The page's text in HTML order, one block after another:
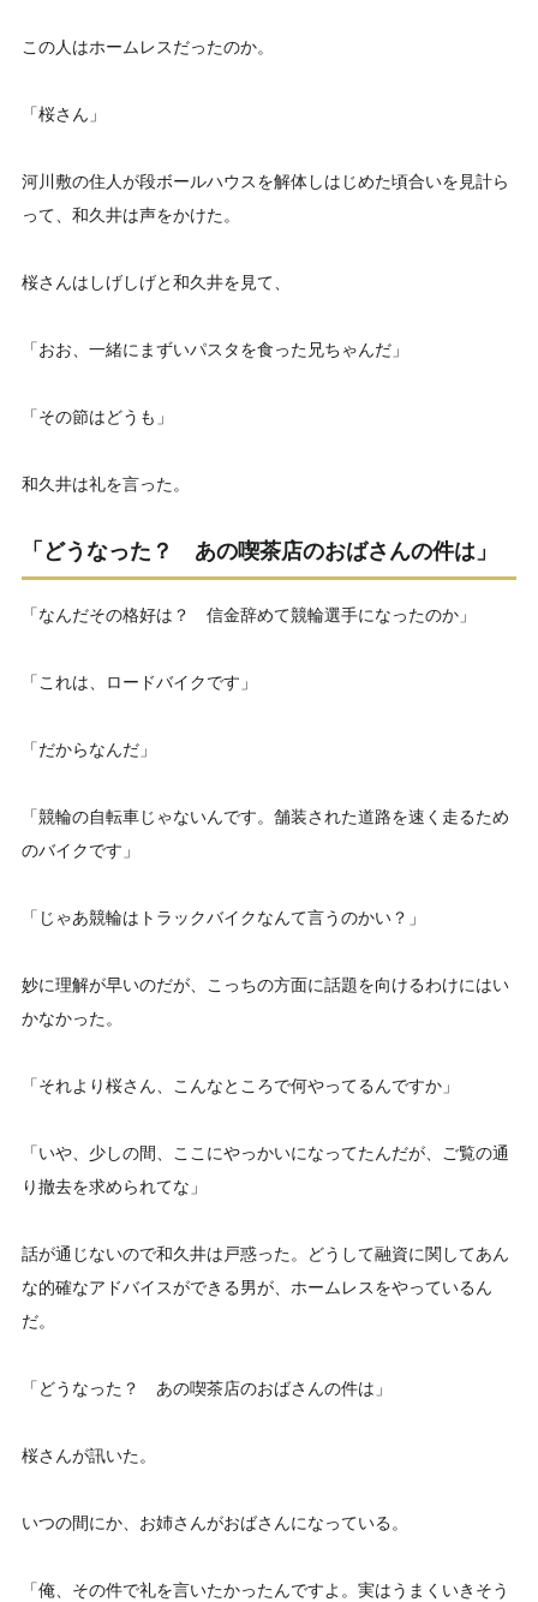
この人はホームレスだったのか。
「桜さん」
河川敷の住人が段ボールハウスを解体しはじめた頃合いを見計ら
って、和久井は声をかけた。
桜さんはしげしげと和久井を見て、
「おお、一緒にまずいパスタを食った兄ちゃんだ」
「その節はどうも」
和久井は礼を言った。
「どうなった？ あの喫茶店のおばさんの件は」
「なんだその格好は？ 信金辞めて競輪選手になったのか」
「これは、ロードバイクです」
「だからなんだ」
「競輪の自転車じゃないんです。舗装された道路を速く走るため
のバイクです」
「じゃあ競輪はトラックバイクなんて言うのかい？」
妙に理解が早いのだが、こっちの方面に話題を向けるわけにはい
かなかった。
「それより桜さん、こんなところで何やってるんですか」
「いや、少しの間、ここにやっかいになってたんだが、ご覧の通
り撤去を求められてな」
話が通じないので和久井は戸惑った。どうして融資に関してあん
な的確なアドバイスができる男が、ホームレスをやっているん
だ。
「どうなった？ あの喫茶店のおばさんの件は」
桜さんが訊いた。
いつの間にか、お姉さんがおばさんになっている。
「俺、その件で礼を言いたかったんですよ。実はうまくいきそう